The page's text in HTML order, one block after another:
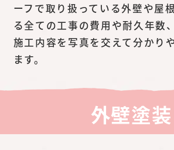
ーフで取り扱っている外壁や屋
る全ての工事の費用や耐久年数
施工内容を写真を交えて分かり
ます。
外壁塗装